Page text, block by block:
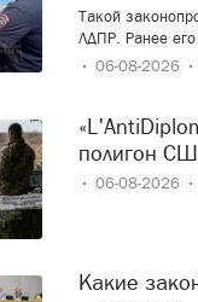
Такой
ЛДПР. Ранее
06-08-2026
«L'AntiDiplomatico»: «Украина – это крупнейший военный
полигон
06-08-2026
Какие